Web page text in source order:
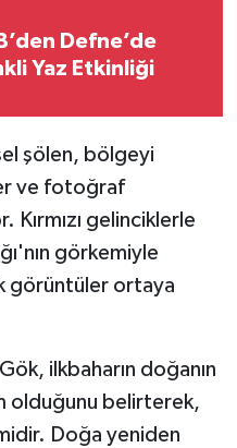
Defne’de
Yaz Etkinliği
şölen, bölgeyi
ve fotoğraf
Kırmızı gelinciklerle
görkemiyle
görüntüler ortaya
ilkbaharın doğanın
olduğunu belirterek,
Doğa yeniden